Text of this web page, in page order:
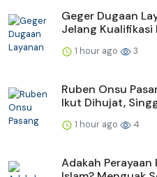
Geger Dugaan
Jelang Kualifikasi
1 hour ago 3
Ruben Onsu
Ikut Dihujat,
1 hour ago 4
Adakah Perayaan